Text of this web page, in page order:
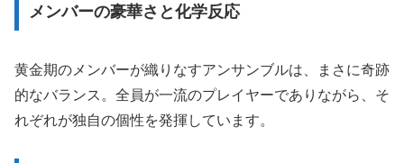
メンバーの豪華さと化学反応
黄金期のメンバーが織りなすアンサンブルは、まさに奇跡
的なバランス。全員が一流のプレイヤーでありながら、そ
れぞれが独自の個性を発揮しています。